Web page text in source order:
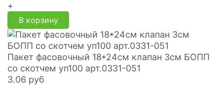
+
В корзину
Пакет фасовочный 18*24см клапан 3см БОПП
со скотчем уп100 арт.0331-051
3.06 руб